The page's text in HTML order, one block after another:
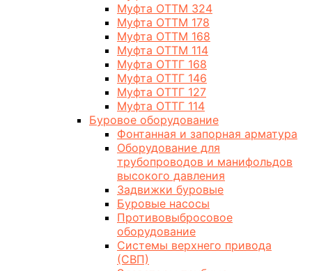
Муфта ОТТМ 324
Муфта ОТТМ 178
Муфта ОТТМ 168
Муфта ОТТМ 114
Муфта ОТТГ 168
Муфта ОТТГ 146
Муфта ОТТГ 127
Муфта ОТТГ 114
Буровое оборудование
Фонтанная и запорная арматура
Оборудование для
трубопроводов и манифольдов
высокого давления
Задвижки буровые
Буровые насосы
Противовыбросовое
оборудование
Системы верхнего привода
(СВП)